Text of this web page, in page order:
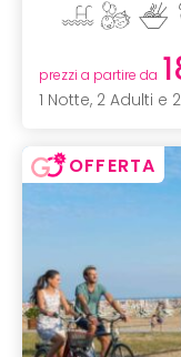
prezzi a partire da
1 Notte, 2 Adulti e
OFFERTA